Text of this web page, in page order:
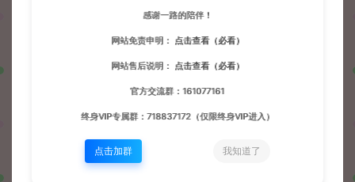
感谢一路的陪伴！
网站免责申明： 点击查看（必看）
网站售后说明： 点击查看（必看）
官方交流群：161077161
终身VIP专属群：718837172（仅限终身VIP进入）
点击加群 我知道了